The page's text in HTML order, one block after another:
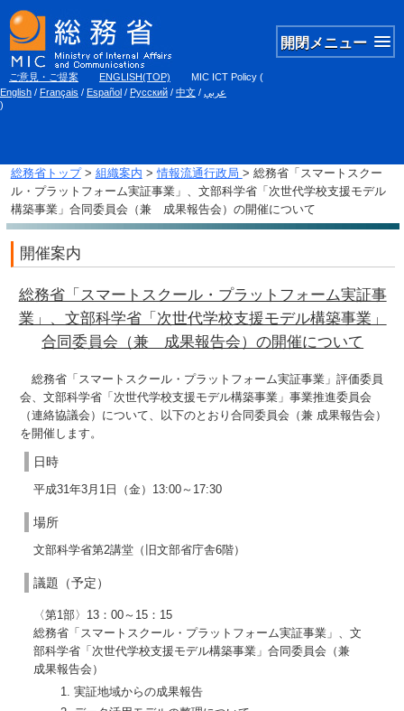
開閉メニュー
ご意見・ご提案 ENGLISH(TOP) MIC ICT Policy (
English / Français / Español / Русский / 中文 / عربي
)
総務省トップ> 組織案内 >情報流通行政局 > 総務省「スマートスクー
ル・プラットフォーム実証事業」、文部科学省「次世代学校支援モデル
構築事業」合同委員会（兼 成果報告会）の開催について
開催案内
総務省「スマートスクール・プラットフォーム実証事
業」、文部科学省「次世代学校支援モデル構築事業」
合同委員会（兼 成果報告会）の開催について
総務省「スマートスクール・プラットフォーム実証事業」評価委員
会、文部科学省「次世代学校支援モデル構築事業」事業推進委員会
（連絡協議会）について、以下のとおり合同委員会（兼 成果報告会）
を開催します。
日時
平成31年3月1日（金）13:00～17:30
場所
文部科学省第2講堂（旧文部省庁舎6階）
議題（予定）
〈第1部〉13：00～15：15
総務省「スマートスクール・プラットフォーム実証事業」、文
部科学省「次世代学校支援モデル構築事業」合同委員会（兼
成果報告会）
実証地域からの成果報告